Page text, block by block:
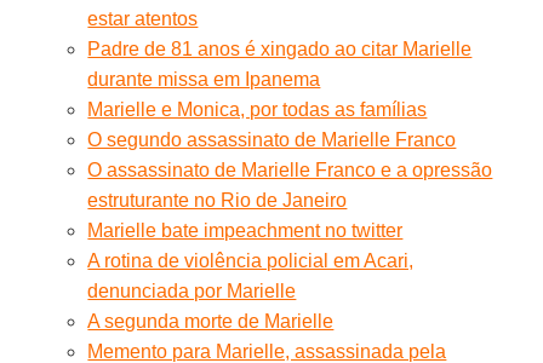
estar atentos
Padre de 81 anos é xingado ao citar Marielle
durante missa em Ipanema
Marielle e Monica, por todas as famílias
O segundo assassinato de Marielle Franco
O assassinato de Marielle Franco e a opressão
estruturante no Rio de Janeiro
Marielle bate impeachment no twitter
A rotina de violência policial em Acari,
denunciada por Marielle
A segunda morte de Marielle
Memento para Marielle, assassinada pela